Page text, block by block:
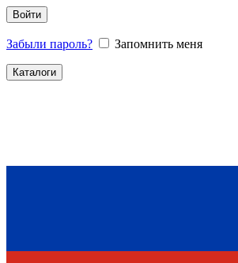
Войти
Забыли пароль? Запомнить меня
Каталоги